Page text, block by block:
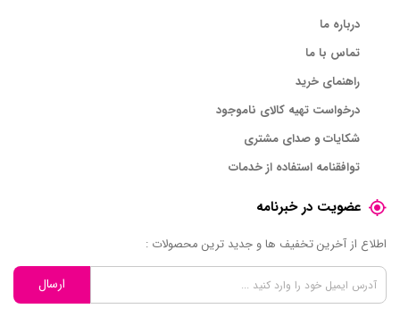
درباره ما
تماس با ما
راهنمای خرید
درخواست تهیه کالای ناموجود
شکایات و صدای مشتری
توافقنامه استفاده از خدمات
عضویت در خبرنامه
اطلاع از آخرین تخفیف ها و جدید ترین محصولات :
ارسال